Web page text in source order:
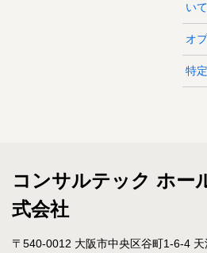
いて
オ
特
コンサルテック ホー
式会社
〒540-0012 大阪市中央区谷町1-6-4